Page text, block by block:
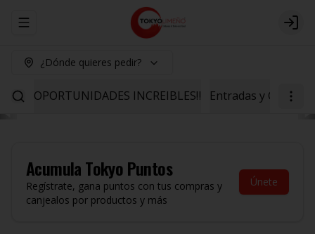
Abrir menu de navegación Login
¿Dónde quieres pedir?
OPORTUNIDADES INCREIBLES‼️ Entradas y
AcumulaTokyo Puntos
Regístrate, gana puntos con tus compras y
canjealos por productos y más
Únete